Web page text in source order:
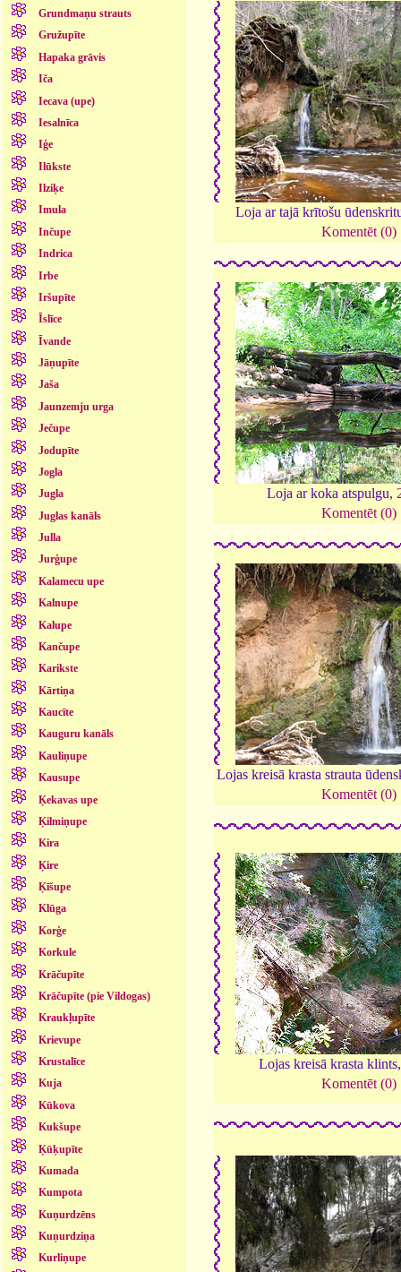
Grundmaņu strauts
Gružupīte
Hapaka grāvis
Iča
Iecava (upe)
Iesalnīca
Iģe
Ilūkste
Ilziķe
Imula
Inčupe
Indrica
Irbe
Iršupīte
Īslīce
Īvande
Jāņupīte
Jaša
Jaunzemju urga
Ječupe
Jodupīte
Jogla
Jugla
Juglas kanāls
Julla
Jurģupe
Kalamecu upe
Kalnupe
Kalupe
Kančupe
Karikste
Kārtiņa
Kaucīte
Kauguru kanāls
Kauliņupe
Kausupe
Ķekavas upe
Ķilmiņupe
Kira
Ķire
Ķīšupe
Klūga
Korģe
Korkule
Krāčupīte
Krāčupīte (pie Vildogas)
Kraukļupīte
Krievupe
Krustalīce
Kuja
Kūkova
Kukšupe
Ķūķupīte
Kumada
Kumpota
Kuņurdzēns
Kuņurdziņa
Kurliņupe
Loja ar tajā krītošu
Komentēt (0)
Loja ar koka atspulgu,
Komentēt (0)
Lojas kreisā krasta strauta
Komentēt (0)
Lojas kreisā krasta
Komentēt (0)